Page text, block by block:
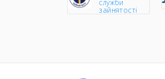
служби
зайнятості